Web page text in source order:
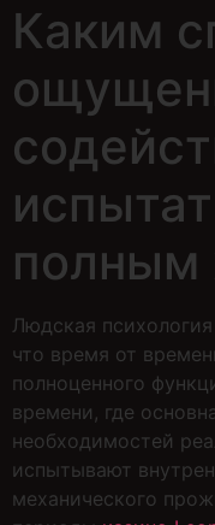
Каким
полным
Людская
что время от
полноценного
времени, где
необходимостей
испытывают
механического